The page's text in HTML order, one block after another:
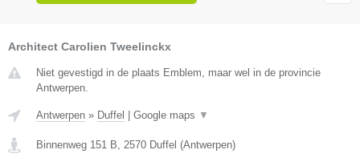
Architect Carolien Tweelinckx
Niet gevestigd in de plaats Emblem, maar wel in de provincie
Antwerpen.
Antwerpen » Duffel Google maps ▼
Binnenweg 151 B, 2570 Duffel (Antwerpen)